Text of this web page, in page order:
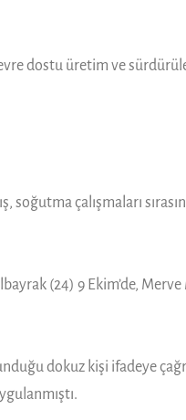
dostu üretim ve
soğutma çalışmaları
(24) 9 Ekim’de,
dokuz kişi ifadeye